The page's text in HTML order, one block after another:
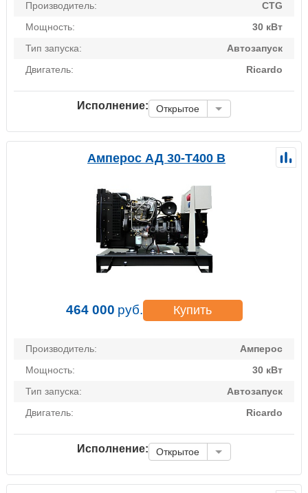
Производитель:
CTG
Мощность:
30 кВт
Тип запуска:
Автозапуск
Двигатель:
Ricardo
Исполнение: Открытое
Амперос АД 30-Т400 B
464 000 руб. Купить
Производитель:
Амперос
Мощность:
30 кВт
Тип запуска:
Автозапуск
Двигатель:
Ricardo
Исполнение: Открытое